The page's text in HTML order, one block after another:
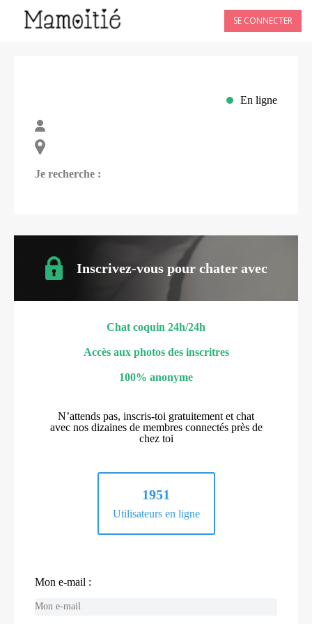
SE CONNECTER
En ligne
Je recherche :
Inscrivez-vous pour chater avec
Chat coquin 24h/24h
Accès aux photos des inscritres
100% anonyme
N’attends pas, inscris-toi gratuitement et chat
avec nos dizaines de membres connectés près de
chez toi
1951
Utilisateurs en ligne
Mon e-mail :